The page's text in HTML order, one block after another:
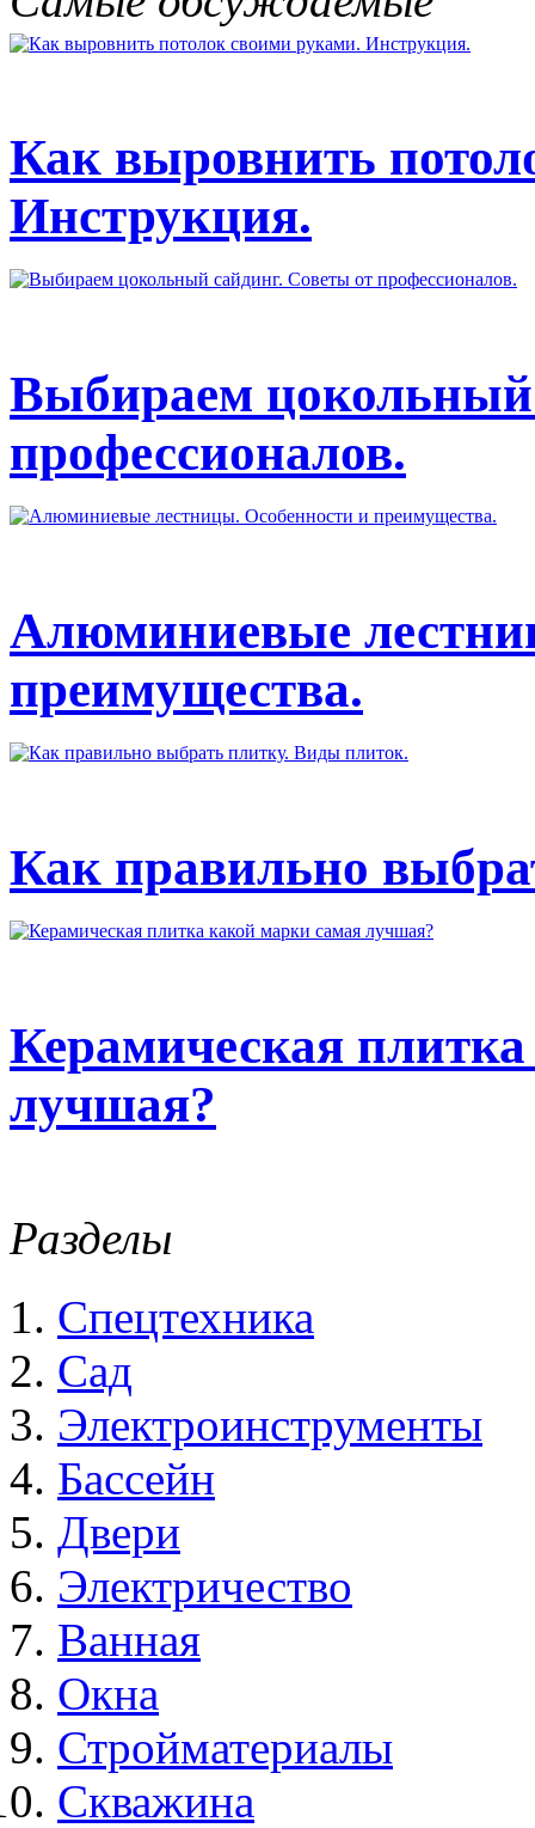
Как выровнить
Инструкция.
Выбираем цокольный
профессионалов.
Алюминиевые
преимущества.
Как правильно
Керамическая
лучшая?
Разделы
Спецтехника
Сад
Электроинструменты
Бассейн
Двери
Электричество
Ванная
Окна
Стройматериалы
Скважина